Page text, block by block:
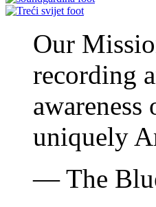
Our
recording
uniquely
—The